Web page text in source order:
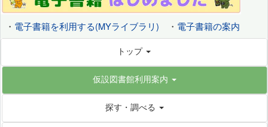
・ 電子書籍を利用する(MYライブラリ) ・ 電子書籍の案内
トップ
仮設図書館利用案内
探す・調べる